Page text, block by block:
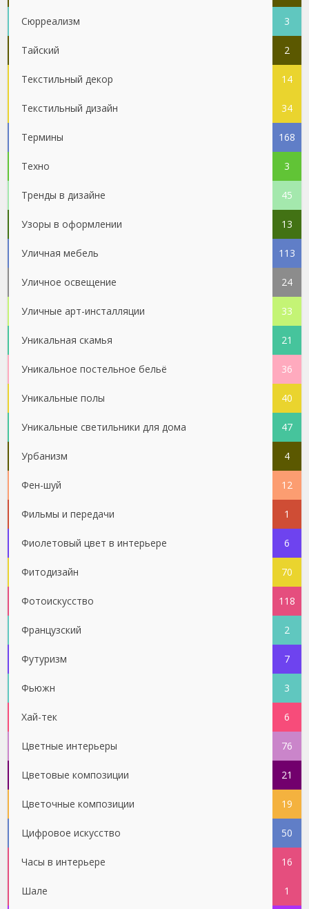
Сюрреализм 3
Тайский 2
Текстильный декор 14
Текстильный дизайн 34
Термины 168
Техно 3
Тренды в дизайне 45
Узоры в оформлении 13
Уличная мебель 113
Уличное освещение 24
Уличные арт-инсталляции 33
Уникальная скамья 21
Уникальное постельное бельё 36
Уникальные полы 40
Уникальные светильники для дома 47
Урбанизм 4
Фен-шуй 12
Фильмы и передачи 1
Фиолетовый цвет в интерьере 6
Фитодизайн 70
Фотоискусство 118
Французский 2
Футуризм 7
Фьюжн 3
Хай-тек 6
Цветные интерьеры 76
Цветовые композиции 21
Цветочные композиции 19
Цифровое искусство 50
Часы в интерьере 16
Шале 1